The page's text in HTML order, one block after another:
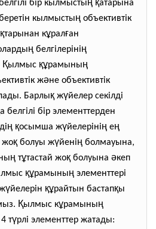
бір кылмыстың қатарына
кылмыстың объективтік
қтарынан кұралған
ң белгілерінің
Қылмыс құрамының
және объективтік
Барлық жүйелер секілді
белгілі бір элементтерден
ң қосымша жүйелерінің ең
жоқ болуы жүйенің болмауына,
ң тұтастай жоқ болуына әкеп
құрамының элементтері
үйелерін құрайтын бастапқы
Қылмыс кұрамының
түрлі элементтер жатады: